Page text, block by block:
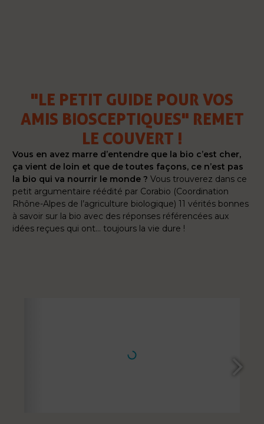
"LE PETIT GUIDE POUR VOS
AMIS BIOSCEPTIQUES" REMET
LE COUVERT !
Vous en avez marre d’entendre que la bio c’est cher,
ça vient de loin et que de toutes façons, ce n’est pas
la bio qui va nourrir le monde ? Vous trouverez dans ce
petit argumentaire réédité par Corabio (Coordination
Rhône-Alpes de l’agriculture biologique) 11 vérités bonnes
à savoir sur la bio avec des réponses référencées aux
idées reçues qui ont… toujours la vie dure !